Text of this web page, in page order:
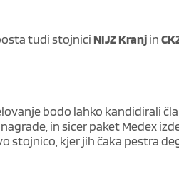
tudi stojniciNIJZ Kranjin
bodo lahko kandidirali
in sicer paket Medex
stojnico, kjer jih čaka pestra